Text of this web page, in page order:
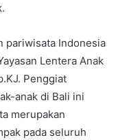
pariwisata Indonesia
Lentera Anak
Penggiat
anak di Bali ini
merupakan
pada seluruh